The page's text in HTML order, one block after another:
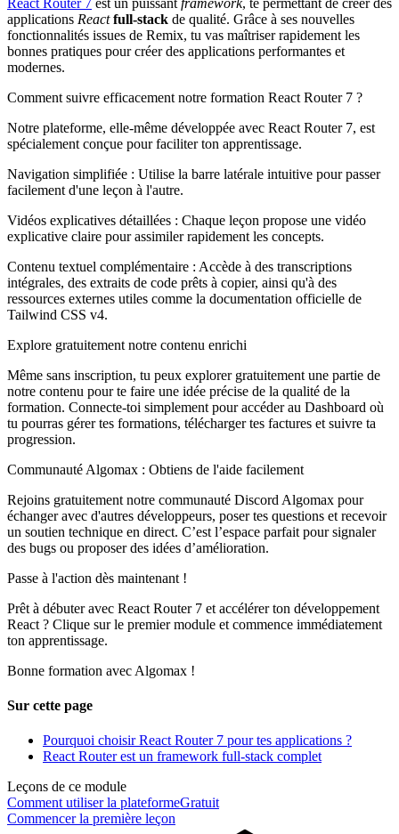
applications React full-stack de qualité. Grâce à ses nouvelles
fonctionnalités issues de Remix, tu vas maîtriser rapidement les
bonnes pratiques pour créer des applications performantes et
modernes.
Comment suivre efficacement notre formation React Router 7 ?
Notre plateforme, elle-même développée avec React Router 7, est
spécialement conçue pour faciliter ton apprentissage.
Navigation simplifiée : Utilise la barre latérale intuitive pour passer
facilement d'une leçon à l'autre.
Vidéos explicatives détaillées : Chaque leçon propose une vidéo
explicative claire pour assimiler rapidement les concepts.
Contenu textuel complémentaire : Accède à des transcriptions
intégrales, des extraits de code prêts à copier, ainsi qu'à des
ressources externes utiles comme la documentation officielle de
Tailwind CSS v4.
Explore gratuitement notre contenu enrichi
Même sans inscription, tu peux explorer gratuitement une partie de
notre contenu pour te faire une idée précise de la qualité de la
formation. Connecte-toi simplement pour accéder au Dashboard où
tu pourras gérer tes formations, télécharger tes factures et suivre ta
progression.
Communauté Algomax : Obtiens de l'aide facilement
Rejoins gratuitement notre communauté Discord Algomax pour
échanger avec d'autres développeurs, poser tes questions et recevoir
un soutien technique en direct. C’est l’espace parfait pour signaler
des bugs ou proposer des idées d’amélioration.
Passe à l'action dès maintenant !
Prêt à débuter avec React Router 7 et accélérer ton développement
React ? Clique sur le premier module et commence immédiatement
ton apprentissage.
Bonne formation avec Algomax !
Sur cette page
Pourquoi choisir React Router 7 pour tes applications ?
React Router est un framework full-stack complet
Leçons de ce module
Comment utiliser la plateformeGratuit
Commencer la première leçon